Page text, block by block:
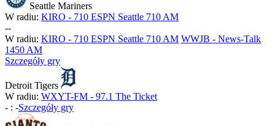
Seattle Mariners
W radiu: KIRO - 710 ESPN Seattle 710 AM
--
W radiu: KIRO - 710 ESPN Seattle 710 AM WWJB - News-Talk
1450 AM
Szczegóły gry
Detroit Tigers
W radiu: WXYT-FM - 97.1 The Ticket
- : -Szczegóły gry